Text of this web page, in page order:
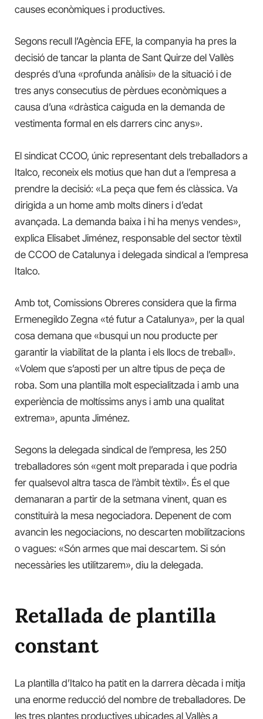
causes econòmiques i productives.
Segons recull l’Agència EFE, la companyia ha pres la
decisió de tancar la planta de Sant Quirze del Vallès
després d’una «profunda anàlisi» de la situació i de
tres anys consecutius de pèrdues econòmiques a
causa d’una «dràstica caiguda en la demanda de
vestimenta formal en els darrers cinc anys».
El sindicat CCOO, únic representant dels treballadors a
Italco, reconeix els motius que han dut a l’empresa a
prendre la decisió: «La peça que fem és clàssica. Va
dirigida a un home amb molts diners i d’edat
avançada. La demanda baixa i hi ha menys vendes»,
explica Elisabet Jiménez, responsable del sector tèxtil
de CCOO de Catalunya i delegada sindical a l’empresa
Italco.
Amb tot, Comissions Obreres considera que la firma
Ermenegildo Zegna «té futur a Catalunya», per la qual
cosa demana que «busqui un nou producte per
garantir la viabilitat de la planta i els llocs de treball».
«Volem que s’aposti per un altre tipus de peça de
roba. Som una plantilla molt especialitzada i amb una
experiència de moltíssims anys i amb una qualitat
extrema», apunta Jiménez.
Segons la delegada sindical de l’empresa, les 250
treballadores són «gent molt preparada i que podria
fer qualsevol altra tasca de l’àmbit tèxtil». És el que
demanaran a partir de la setmana vinent, quan es
constituirà la mesa negociadora. Depenent de com
avancin les negociacions, no descarten mobilitzacions
o vagues: «Són armes que mai descartem. Si són
necessàries les utilitzarem», diu la delegada.
Retallada de plantilla
constant
La plantilla d’Italco ha patit en la darrera dècada i mitja
una enorme reducció del nombre de treballadores. De
les tres plantes productives ubicades al Vallès a